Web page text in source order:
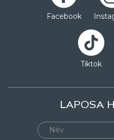
Facebook
Tiktok
LAPOSA